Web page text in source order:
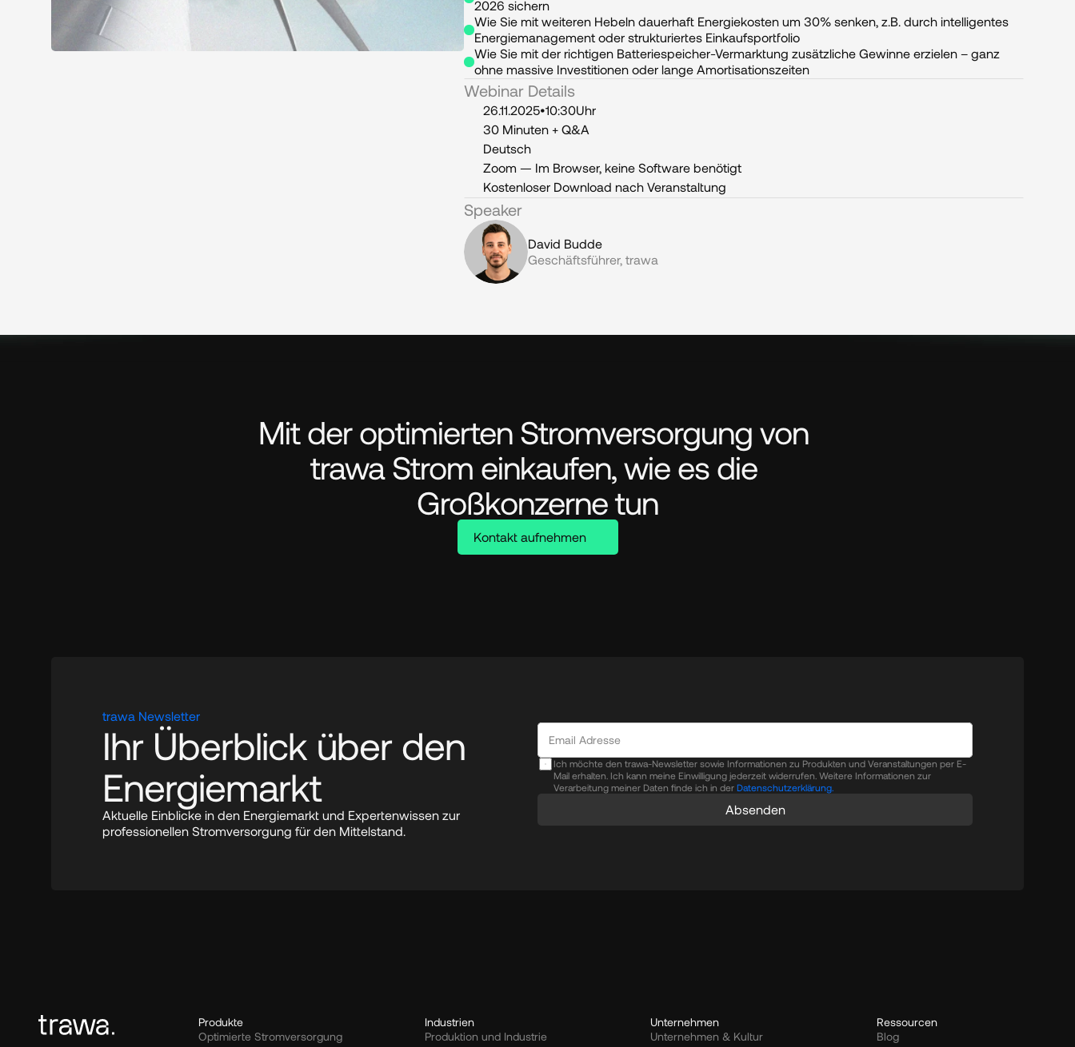
2026 sichern
Wie Sie mit weiteren Hebeln dauerhaft Energiekosten um 30% senken, z.B. durch intelligentes
Energiemanagement oder strukturiertes Einkaufsportfolio
Wie Sie mit der richtigen Batteriespeicher-Vermarktung zusätzliche Gewinne erzielen – ganz
ohne massive Investitionen oder lange Amortisationszeiten
Webinar Details
26.11.2025•10:30Uhr
30 Minuten + Q&A
Deutsch
Zoom — Im Browser, keine Software benötigt
Kostenloser Download nach Veranstaltung
Speaker
David Budde
Geschäftsführer, trawa
Mit der optimierten Stromversorgung von
trawa Strom einkaufen, wie es die
Großkonzerne tun
Kontakt aufnehmen
trawa Newsletter
Ihr Überblick über den
Energiemarkt
Aktuelle Einblicke in den Energiemarkt und Expertenwissen zur
professionellen Stromversorgung für den Mittelstand.
Ich möchte den trawa-Newsletter sowie Informationen zu Produkten und Veranstaltungen per E-
Mail erhalten. Ich kann meine Einwilligung jederzeit widerrufen. Weitere Informationen zur
Verarbeitung meiner Daten finde ich in der Datenschutzerklärung.
Absenden
Produkte
Optimierte Stromversorgung
Industrien
Produktion und Industrie
Unternehmen
Unternehmen & Kultur
Ressourcen
Blog